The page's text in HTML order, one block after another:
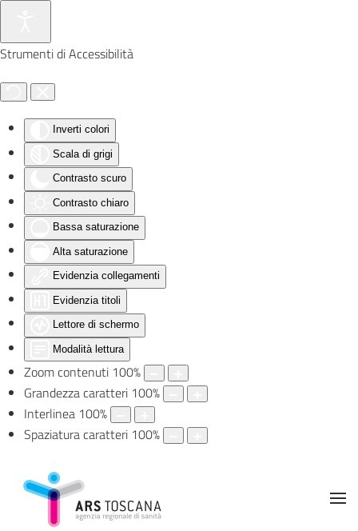
Strumenti di Accessibilità
Inverti colori
Scala di grigi
Contrasto scuro
Contrasto chiaro
Bassa saturazione
Alta saturazione
Evidenzia collegamenti
Evidenzia titoli
Lettore di schermo
Modalità lettura
Zoom contenuti 100%
Grandezza caratteri 100%
Interlinea 100%
Spaziatura caratteri 100%
Skip to main content